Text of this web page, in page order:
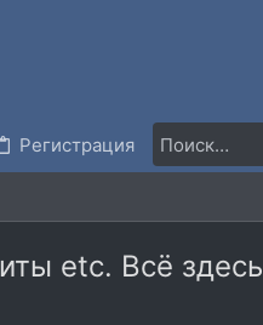
Регистрация
etc. Всё здесь